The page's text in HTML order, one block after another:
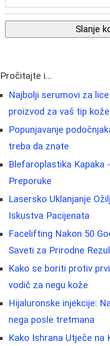
Slanje
Pročitajte i...
Najbolji serumovi za
proizvod za vaš tip kože
Popunjavanje
treba da znate
Blefaroplastika Kapaka
Preporuke
Lasersko Uklanjanje
Iskustva Pacijenata
Facelifting Nakon 50
Saveti za Prirodne
Kako se boriti protiv
vodič za negu kože
Hijaluronske injekcije:
nega posle tretmana
Kako Ishrana Utječe na